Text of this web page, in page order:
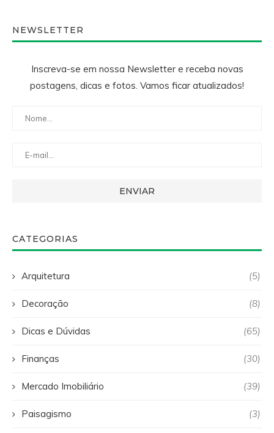
NEWSLETTER
Inscreva-se em nossa Newsletter e receba novas
postagens, dicas e fotos. Vamos ficar atualizados!
CATEGORIAS
Arquitetura (5)
Decoração (8)
Dicas e Dúvidas (65)
Finanças (30)
Mercado Imobiliário (39)
Paisagismo (3)